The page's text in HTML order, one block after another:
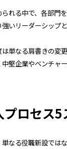
れる中で、各部門
いリーダーシップ
単なる肩書きの変
堅企業やベンチャ
ロセス5
なる役職新設では